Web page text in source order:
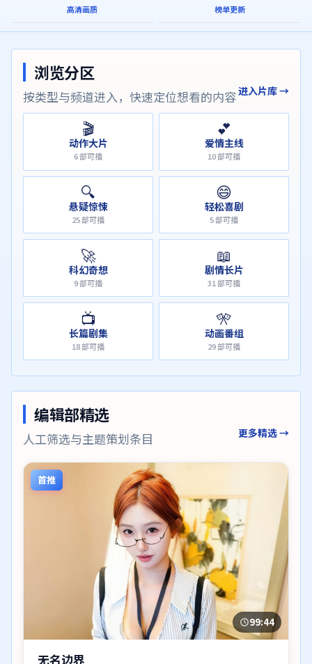
高清画质 榜单更新
浏览分区
按类型与频道进入，快速定位想看的内容进入片库 →
🎬
动作大片
6部可播
💕
爱情主线
10部可播
🔍
悬疑惊悚
25部可播
😄
轻松喜剧
5部可播
🚀
科幻奇想
9部可播
📖
剧情长片
31部可播
📺
长篇剧集
18部可播
🎌
动画番组
29部可播
编辑部精选
人工筛选与主题策划条目 更多精选 →
首推
99:44
无名边界